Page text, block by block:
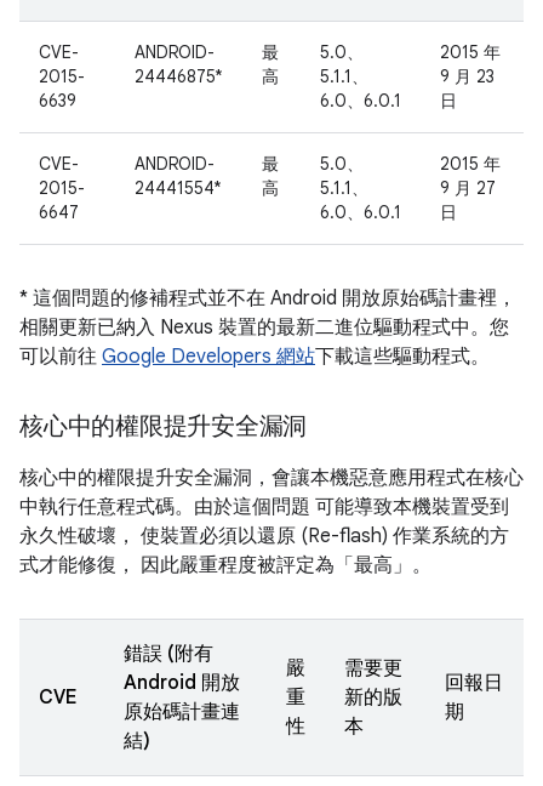
CVE-
2015-
6639
ANDROID-
24446875*
最
高
5.0、
5.1.1、
6.0、6.0.1
2015 年
9 月 23
日
CVE-
2015-
6647
ANDROID-
24441554*
最
高
5.0、
5.1.1、
6.0、6.0.1
2015 年
9 月 27
日
* 這個問題的修補程式並不在 Android 開放原始碼計畫裡，
相關更新已納入 Nexus 裝置的最新二進位驅動程式中。您
可以前往 Google Developers 網站下載這些驅動程式。
核心中的權限提升安全漏洞
核心中的權限提升安全漏洞，會讓本機惡意應用程式在核心
中執行任意程式碼。由於這個問題 可能導致本機裝置受到
永久性破壞， 使裝置必須以還原 (Re-flash) 作業系統的方
式才能修復， 因此嚴重程度被評定為「最高」。
CVE
錯誤 (附有
Android 開放
原始碼計畫連
結)
嚴
重
性
需要更
新的版
本
回報日
期